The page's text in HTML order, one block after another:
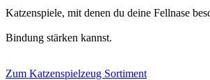
Katzenspiele, mit denen du deine Fellnase
Bindung stärken kannst.
Zum Katzenspielzeug Sortiment